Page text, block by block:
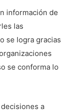
información de
las
se logra gracias
se conforma lo
a